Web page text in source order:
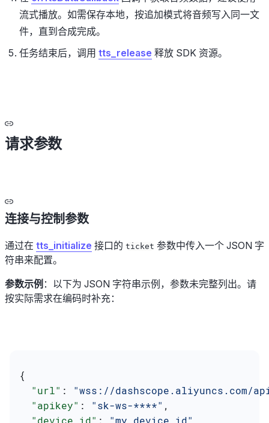
流式播放。如需保存本地，按追加模式将音频写入同一文
件，直到合成完成。
任务结束后，调用 tts_release 释放 SDK 资源。
请求参数
连接与控制参数
通过在 tts_initialize 接口的 ticket 参数中传入一个 JSON 字
符串来配置。
参数示例 ：以下为 JSON 字符串示例，参数未完整列出。请
按实际需求在编码时补充：
{
  "url"
: "wss://dashscope.aliyuncs.com/
  "apikey"
: "sk-ws-****" ,
  "device_id"
: "my_device_id"